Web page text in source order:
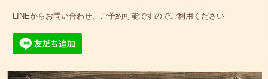
LINEからお問い合わせ、ご予約可能ですのでご利用ください